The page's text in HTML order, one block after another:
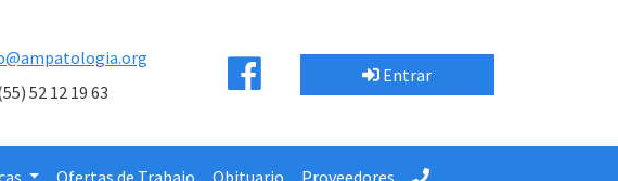
52 12 19 63
Entrar
Ofertas de Trabajo Obituario Proveedores